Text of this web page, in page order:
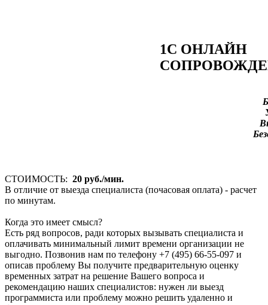
1С ОНЛАЙН
СТОИМОСТЬ: 20 руб./мин.
В отличие от выезда специалиста (почасовая оплата) - расчет
по минутам.
Когда это имеет смысл?
Есть ряд вопросов, ради которых вызывать специалиста и
оплачивать минимальный лимит времени организации не
выгодно. Позвонив нам по телефону +7 (495) 66-55-097 и
описав проблему Вы получите предварительную оценку
временных затрат на решение Вашего вопроса и
рекомендацию наших специалистов: нужен ли выезд
программиста или проблему можно решить удаленно и